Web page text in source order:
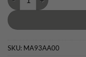
SKU: MA93AA00